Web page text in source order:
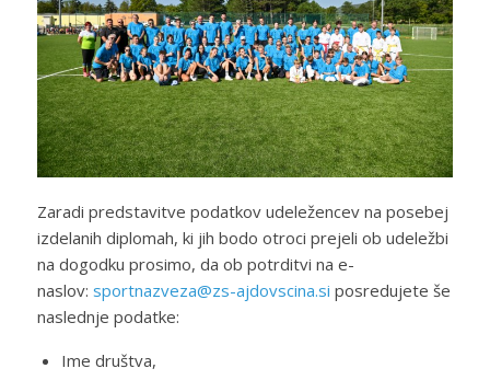
Zaradi predstavitve podatkov udeležencev na posebej
izdelanih diplomah, ki jih bodo otroci prejeli ob udeležbi
na dogodku prosimo, da ob potrditvi na e-
naslov: sportnazveza@zs-ajdovscina.si posredujete še
naslednje podatke:
Ime društva,